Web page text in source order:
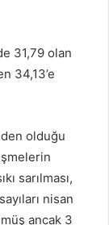
31,79 olan
34,13’e
olduğu
sarılması,
nisan
ancak 3